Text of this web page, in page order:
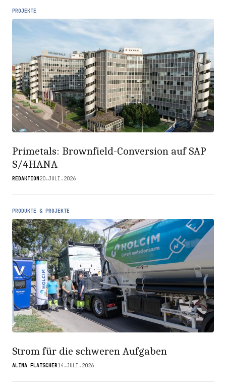
PROJEKTE
Primetals: Brownfield-Conversion auf SAP
S/4HANA
REDAKTION20.JULI.2026
PRODUKTE & PROJEKTE
Strom für die schweren Aufgaben
ALINA FLATSCHER14.JULI.2026